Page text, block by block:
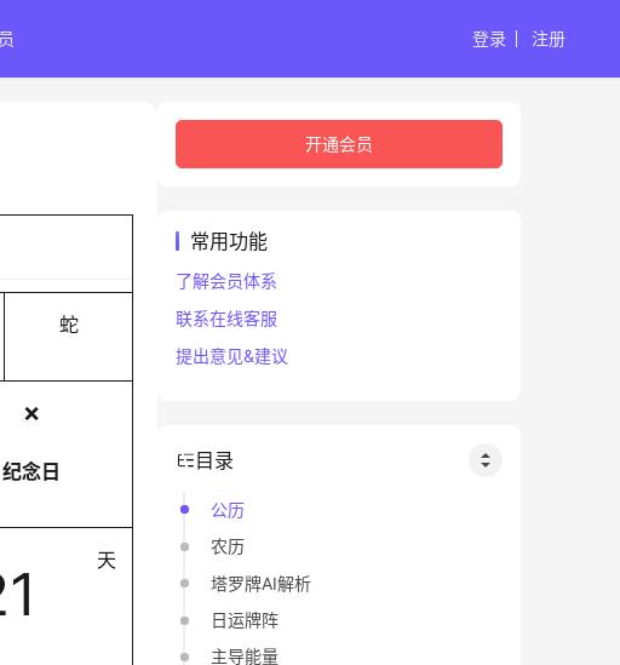
登录 注册
蛇
❌
纪念日
天
开通会员
常用功能
了解会员体系
联系在线客服
提出意见&建议
目录
公历
农历
塔罗牌AI解析
日运牌阵
主导能量